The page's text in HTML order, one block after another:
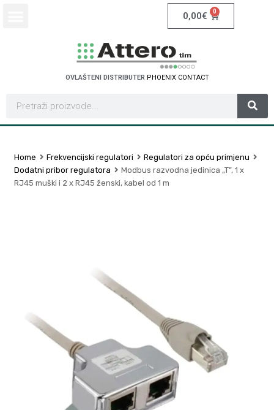
0,00€ 0
OVLAŠTENI DISTRIBUTER PHOENIX CONTACT
Home Frekvencijski regulatori
Regulatori za opću primjenu
Dodatni pribor regulatora
Modbus razvodna jedinica „T”, 1 x
RJ45 muški i 2 x RJ45 ženski, kabel od 1 m